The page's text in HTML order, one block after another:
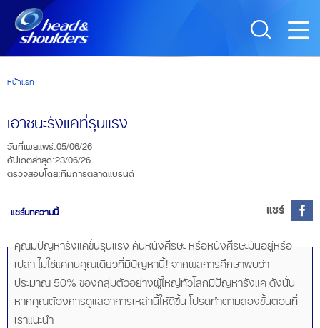
Skip to main content
หน้าแรก
เอาชนะรังแคที่รุนแรง
วันที่เผยแพร่:05/06/26
อัปเดตล่าสุด:23/06/26
ตรวจสอบโดย:ทีมการตลาดแบรนด์
แชร์บทความนี้ แชร์
คุณมีปัญหารังแคขั้นรุนแรง คันหนังศีรษะ หรือหนังศีรษะมันอยู่หรือ
เปล่า ไม่ใช่แค่คนคุณเดียวที่มีปัญหานี้! จากผลการศึกษาพบว่า
ประมาณ 50% ของกลุ่มตัวอย่างผู้ใหญ่ทั่วโลกมีปัญหารังแค ดังนั้น
หากคุณต้องการดูแลอาการเหล่านี้ให้ดีขึ้น โปรดทำตามสองขั้นตอนที่
เราแนะนำ